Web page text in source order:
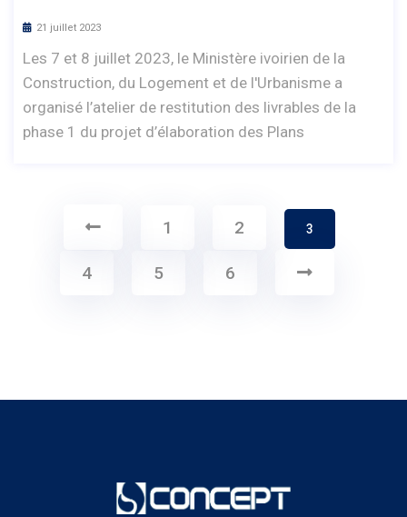
21 juillet 2023
Les 7 et 8 juillet 2023, le Ministère ivoirien de la
Construction, du Logement et de l'Urbanisme a
organisé l’atelier de restitution des livrables de la
phase 1 du projet d’élaboration des Plans
1 2 3
4 5 6